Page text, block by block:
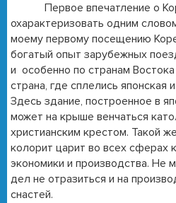
Первое впечатление о
охарактеризовать одним
моему первому посещению
богатый опыт зарубежных
и особенно по странам
страна, где сплелись японская
Здесь здание, построенное в
может на крыше венчаться
христианским крестом. Такой
колорит царит во всех сферах
экономики и производства. Не
дел не отразиться и на
снастей.